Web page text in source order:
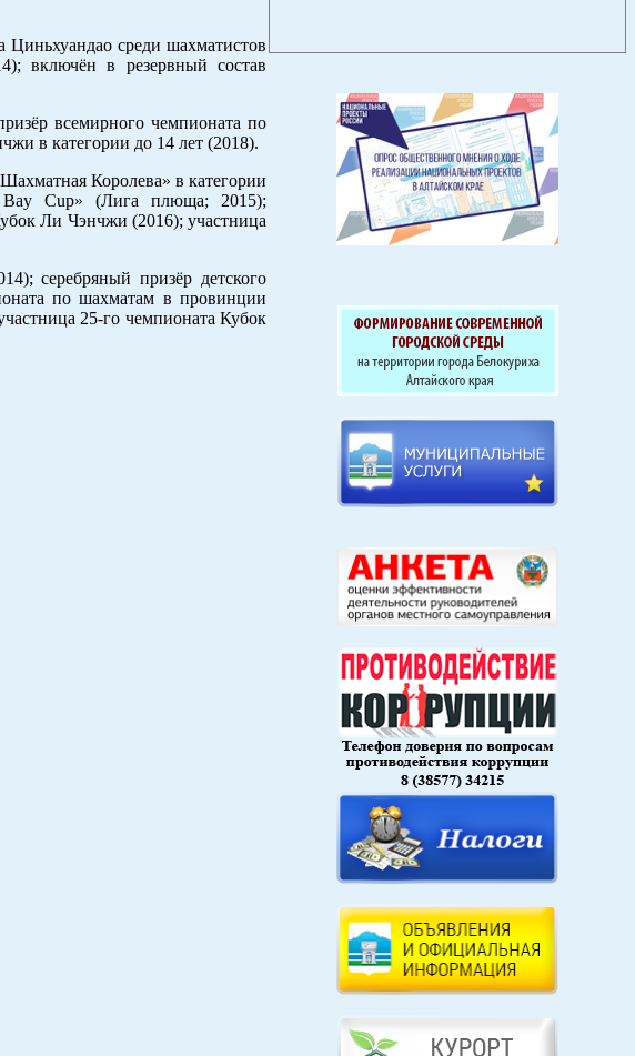
среди шахматистов
включён в резервный состав
всемирного чемпионата по
в категории до 14 лет (2018).
Королева» в категории
Bay Cup» (Лига плюща; 2015);
Ли Чэнчжи (2016); участница
серебряный призёр детского
по шахматам в провинции
25-го чемпионата Кубок